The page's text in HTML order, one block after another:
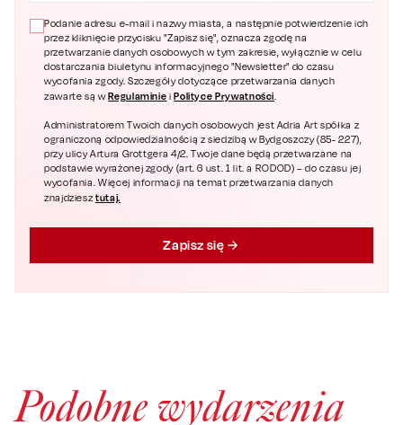
Podanie adresu e-mail i nazwy miasta, a następnie potwierdzenie ich
przez kliknięcie przycisku "Zapisz się", oznacza zgodę na
przetwarzanie danych osobowych w tym zakresie, wyłącznie w celu
dostarczania biuletynu informacyjnego "Newsletter" do czasu
wycofania zgody. Szczegóły dotyczące przetwarzania danych
zawarte są wRegulaminie i Polityce Prywatności.
Administratorem Twoich danych osobowych jest Adria Art spółka z
ograniczoną odpowiedzialnością z siedzibą w Bydgoszczy (85- 227),
przy ulicy Artura Grottgera 4/2. Twoje dane będą przetwarzane na
podstawie wyrażonej zgody (art. 6 ust. 1 lit. a RODOD) – do czasu jej
wycofania. Więcej informacji na temat przetwarzania danych
znajdziesztutaj.
Zapisz się
Podobne wydarzenia